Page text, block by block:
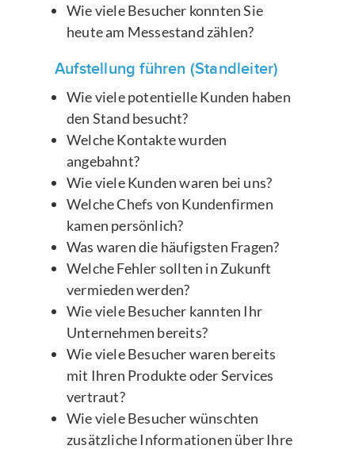
Wie viele Besucher konnten Sie
heute am Messestand zählen?
Aufstellung führen (Standleiter)
Wie viele potentielle Kunden haben
den Stand besucht?
Welche Kontakte wurden
angebahnt?
Wie viele Kunden waren bei uns?
Welche Chefs von Kundenfirmen
kamen persönlich?
Was waren die häufigsten Fragen?
Welche Fehler sollten in Zukunft
vermieden werden?
Wie viele Besucher kannten Ihr
Unternehmen bereits?
Wie viele Besucher waren bereits
mit Ihren Produkte oder Services
vertraut?
Wie viele Besucher wünschten
zusätzliche Informationen über Ihre